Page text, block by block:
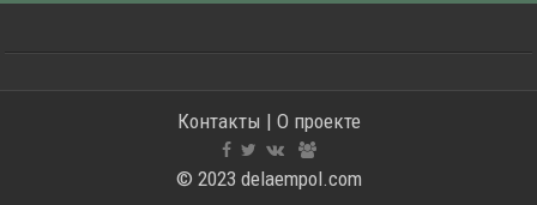
Контакты | О проекте
© 2023 delaempol.com